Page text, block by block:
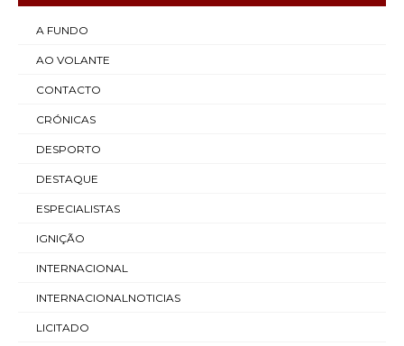
A FUNDO
AO VOLANTE
CONTACTO
CRÓNICAS
DESPORTO
DESTAQUE
ESPECIALISTAS
IGNIÇÃO
INTERNACIONAL
INTERNACIONALNOTICIAS
LICITADO